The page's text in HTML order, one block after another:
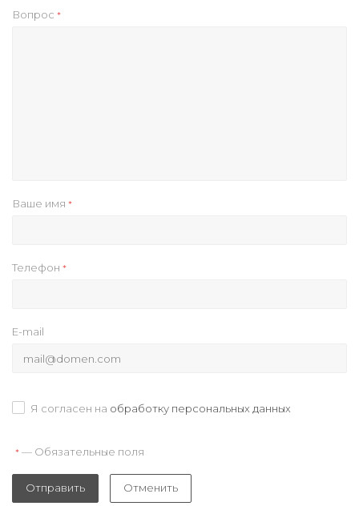
Вопрос *
Ваше имя *
Телефон *
E-mail
Я согласен на обработку персональных данных
* — Обязательные поля
Отправить Отменить